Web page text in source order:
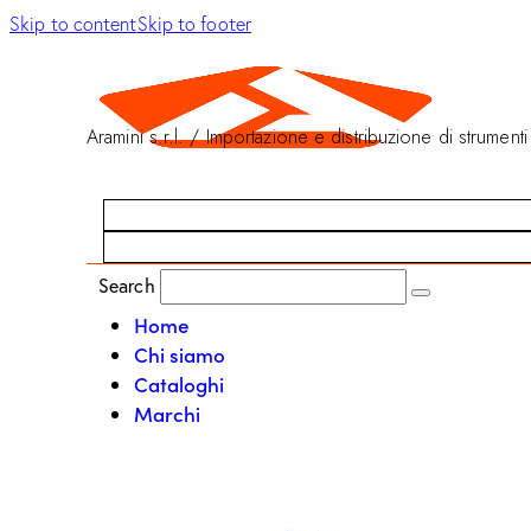
Skip to contentSkip to footer
Aramini s.r.l. / Importazione e distribuzione di strumenti
Search
Home
Chi siamo
Cataloghi
Marchi